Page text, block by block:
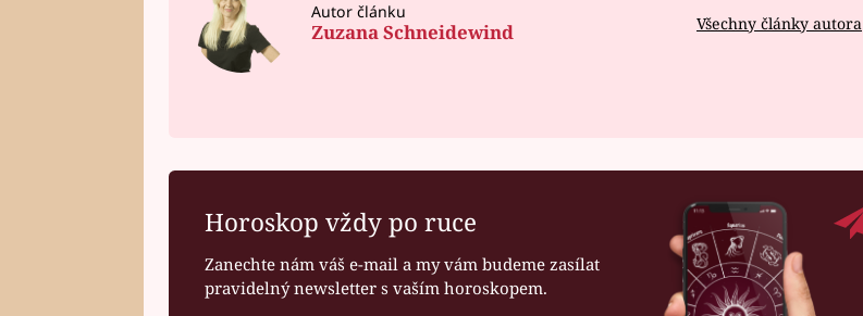
Autor článku
Zuzana Schneidewind Všechny články autora
Horoskop vždy po ruce
Zanechte nám váš e-mail a my vám budeme zasílat
pravidelný newsletter s vaším horoskopem.